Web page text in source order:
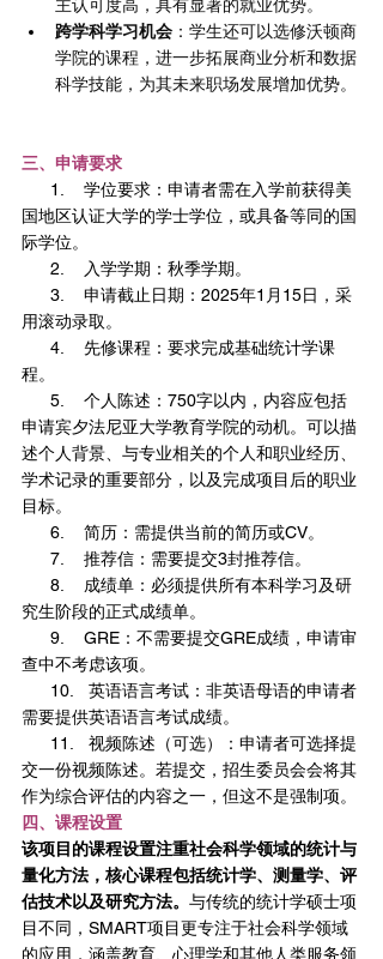
主认可度高，具有显著的就业优势。
跨学科学习机会 ：学生还可以选修沃顿商
学院的课程，进一步拓展商业分析和数据
科学技能，为其未来职场发展增加优势。
三、申请要求
1.    学位要求：申请者需在入学前获得美
国地区认证大学的学士学位，或具备等同的国
际学位。
2.    入学学期：秋季学期。
3.    申请截止日期：2025年1月15日，采
用滚动录取。
4.    先修课程：要求完成基础统计学课
程。
5.    个人陈述：750字以内，内容应包括
申请宾夕法尼亚大学教育学院的动机。可以描
述个人背景、与专业相关的个人和职业经历、
学术记录的重要部分，以及完成项目后的职业
目标。
6.    简历：需提供当前的简历或CV。
7.    推荐信：需要提交3封推荐信。
8.    成绩单：必须提供所有本科学习及研
究生阶段的正式成绩单。
9.    GRE：不需要提交GRE成绩，申请审
查中不考虑该项。
10.   英语语言考试：非英语母语的申请者
需要提供英语语言考试成绩。
11.   视频陈述（可选）：申请者可选择提
交一份视频陈述。若提交，招生委员会会将其
作为综合评估的内容之一，但这不是强制项。
四、课程设置
该项目的课程设置注重社会科学领域的统计与
量化方法，核心课程包括统计学、测量学、评
估技术以及研究方法。 与传统的统计学硕士项
目不同，SMART项目更专注于社会科学领域
的应用，涵盖教育、心理学和其他人类服务领